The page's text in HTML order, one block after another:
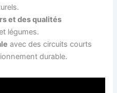
et des qualités
légumes.
avec des circuits courts
durable.